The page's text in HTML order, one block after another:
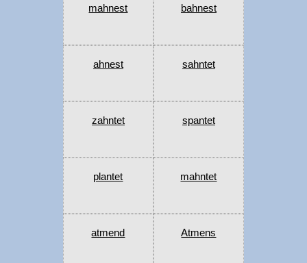
mahnest bahnest
ahnest sahntet
zahntet spantet
plantet mahntet
atmend Atmens